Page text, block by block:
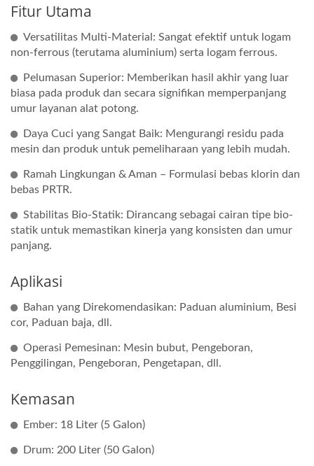
Fitur Utama
Versatilitas Multi-Material: Sangat efektif untuk logam
non-ferrous (terutama aluminium) serta logam ferrous.
Pelumasan Superior: Memberikan hasil akhir yang luar
biasa pada produk dan secara signifikan memperpanjang
umur layanan alat potong.
Daya Cuci yang Sangat Baik: Mengurangi residu pada
mesin dan produk untuk pemeliharaan yang lebih mudah.
Ramah Lingkungan & Aman – Formulasi bebas klorin dan
bebas PRTR.
Stabilitas Bio-Statik: Dirancang sebagai cairan tipe bio-
statik untuk memastikan kinerja yang konsisten dan umur
panjang.
Aplikasi
Bahan yang Direkomendasikan: Paduan aluminium, Besi
cor, Paduan baja, dll.
Operasi Pemesinan: Mesin bubut, Pengeboran,
Penggilingan, Pengeboran, Pengetapan, dll.
Kemasan
Ember: 18 Liter (5 Galon)
Drum: 200 Liter (50 Galon)